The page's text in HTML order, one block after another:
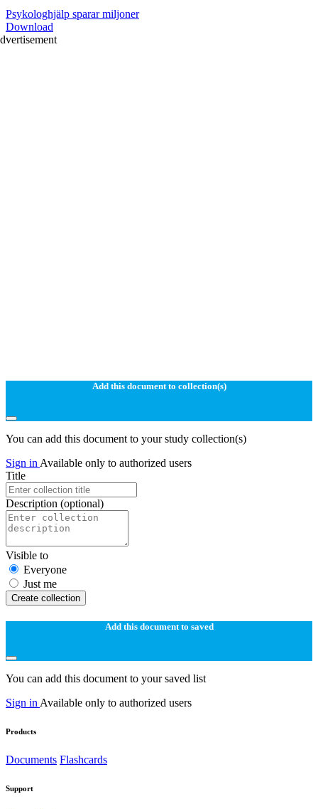
Psykologhjälp sparar miljoner
Download
Add this document to collection(s)
You can add this document to your study collection(s)
Sign in Available only to authorized users
Title
Description (optional)
Visible to
Everyone
Just me
Create collection
Add this document to saved
You can add this document to your saved list
Sign in Available only to authorized users
Products
Documents Flashcards
Support